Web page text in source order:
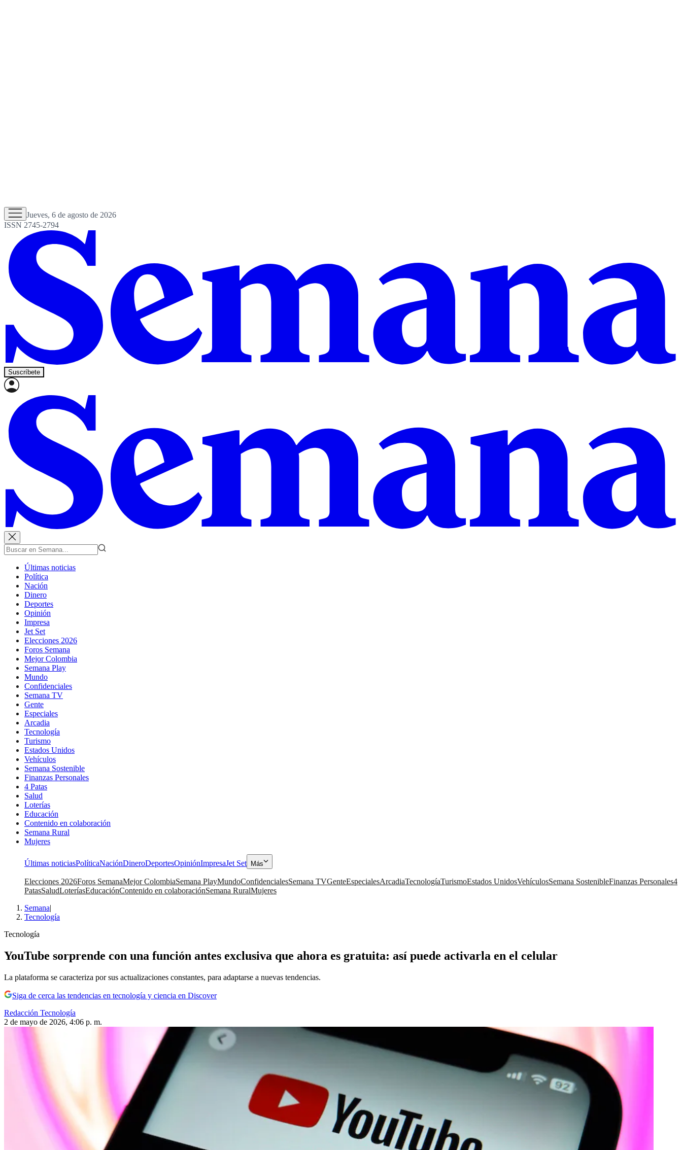
Jueves, 6 de agosto de 2026
ISSN 2745-2794
Suscríbete
Últimas noticias
Política
Nación
Dinero
Deportes
Opinión
Impresa
Jet Set
Elecciones 2026
Foros Semana
Mejor Colombia
Semana Play
Mundo
Confidenciales
Semana TV
Gente
Especiales
Arcadia
Tecnología
Turismo
Estados Unidos
Vehículos
Semana Sostenible
Finanzas Personales
4 Patas
Salud
Loterías
Educación
Contenido en colaboración
Semana Rural
Mujeres
Últimas noticiasPolíticaNaciónDineroDeportesOpiniónImpresaJet Set Más
Elecciones 2026Foros SemanaMejor ColombiaSemana PlayMundoConfidencialesSemana TVGenteEspecialesArcadiaTecnologíaTurismoEstados UnidosVehículosSemana SostenibleFinanzas Personales4
PatasSaludLoteríasEducaciónContenido en colaboraciónSemana RuralMujeres
Semana|
Tecnología
Tecnología
YouTube sorprende con una función antes exclusiva que ahora es gratuita: así puede activarla en el celular
La plataforma se caracteriza por sus actualizaciones constantes, para adaptarse a nuevas tendencias.
Siga de cerca las tendencias en tecnología y ciencia en Discover
Redacción Tecnología
2 de mayo de 2026, 4:06 p. m.